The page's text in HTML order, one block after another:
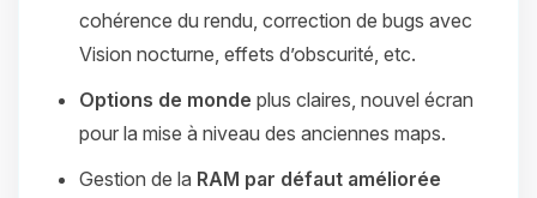
cohérence du rendu, correction de bugs avec
Vision nocturne, effets d’obscurité, etc.
Options de monde plus claires, nouvel écran
pour la mise à niveau des anciennes maps.
Gestion de la RAM par défaut améliorée